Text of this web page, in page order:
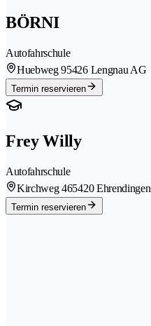
BÖRNI
Autofahrschule
Huebweg 95426 Lengnau AG
Termin reservieren
Frey Willy
Autofahrschule
Kirchweg 465420 Ehrendingen
Termin reservieren